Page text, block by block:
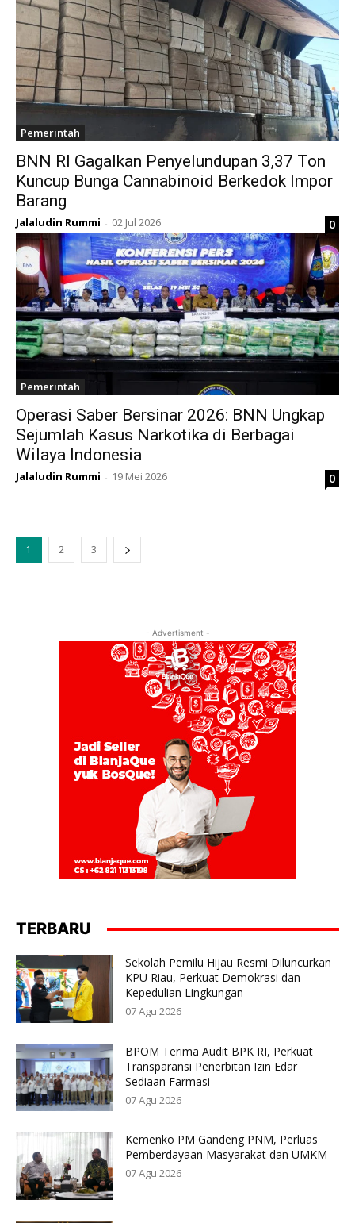
Pemerintah
BNN RI Gagalkan Penyelundupan 3,37 Ton
Kuncup Bunga Cannabinoid Berkedok Impor
Barang
Jalaludin Rummi - 02 Jul 2026 0
Pemerintah
Operasi Saber Bersinar 2026: BNN Ungkap
Sejumlah Kasus Narkotika di Berbagai
Wilaya Indonesia
Jalaludin Rummi - 19 Mei 2026 0
1 2 3
- Advertisment -
TERBARU
Sekolah Pemilu Hijau Resmi Diluncurkan
KPU Riau, Perkuat Demokrasi dan
Kepedulian Lingkungan
07 Agu 2026
BPOM Terima Audit BPK RI, Perkuat
Transparansi Penerbitan Izin Edar
Sediaan Farmasi
07 Agu 2026
Kemenko PM Gandeng PNM, Perluas
Pemberdayaan Masyarakat dan UMKM
07 Agu 2026